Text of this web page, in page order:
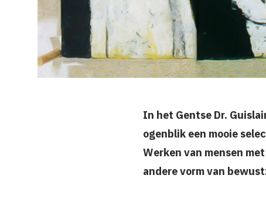
In het Gentse Dr.
ogenblik een mooie
Werken van mensen
andere vorm van